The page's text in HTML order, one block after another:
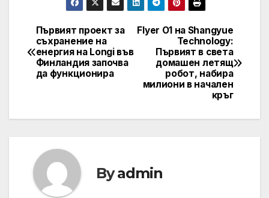
Post
navigation
Flyer O1 на Shangyue
Technology:
Първият в света
домашен летящ
робот, набира
милиони в начален
кръг
Първият проект за
съхранение на
енергия на Longi във
Финландия започва
да функционира
Byadmin